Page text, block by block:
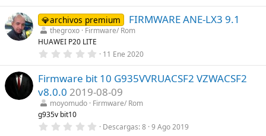
l
a
(
s
)
0
0
e
s
r
l
l
a
(
s
)
💎archivos premium FIRMWARE ANE-LX3 9.1
thegroxo Firmware/ Rom
HUAWEI P20 LITE
0
0
0
e
s
t
11 Ene 2020
Firmware bit 10 G935VVRUACSF2 VZWACSF2
v8.0.0 2019-08-09
moyomudo Firmware/ Rom
g935v bit10
0 Descargas 8 9 Ago 2019